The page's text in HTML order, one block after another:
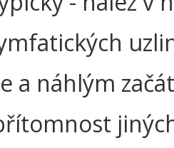
a náhlým